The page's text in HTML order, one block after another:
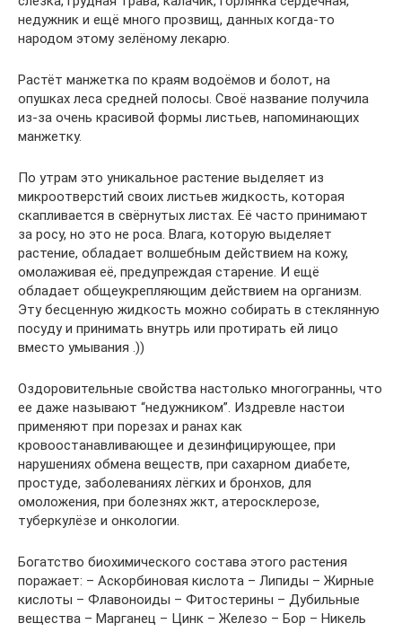
недужник и ещё много прозвищ, данных когда-то
народом этому зелёному лекарю.
Растёт манжетка по краям водоёмов и болот, на
опушках леса средней полосы. Своё название получила
из-за очень красивой формы листьев, напоминающих
манжетку.
По утрам это уникальное растение выделяет из
микроотверстий своих листьев жидкость, которая
скапливается в свёрнутых листах. Её часто принимают
за росу, но это не роса. Влага, которую выделяет
растение, обладает волшебным действием на кожу,
омолаживая её, предупреждая старение. И ещё
обладает общеукрепляющим действием на организм.
Эту бесценную жидкость можно собирать в стеклянную
посуду и принимать внутрь или протирать ей лицо
вместо умывания .))
Оздоровительные свойства настолько многогранны, что
ее даже называют “недужником”. Издревле настои
применяют при порезах и ранах как
кровоостанавливающее и дезинфицирующее, при
нарушениях обмена веществ, при сахарном диабете,
простуде, заболеваниях лёгких и бронхов, для
омоложения, при болезнях жкт, атеросклерозе,
туберкулёзе и онкологии.
Богатство биохимического состава этого растения
поражает: – Аскорбиновая кислота – Липиды – Жирные
кислоты – Флавоноиды – Фитостерины – Дубильные
вещества – Марганец – Цинк – Железо – Бор – Никель